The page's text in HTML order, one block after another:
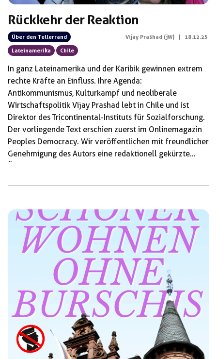
Rückkehr der Reaktion
Über den Tellerrand
Lateinamerika
Chile
Vijay Prashad (jW) 18.12.25
In ganz Lateinamerika und der Karibik gewinnen extrem
rechte Kräfte an Einfluss. Ihre Agenda:
Antikommunismus, Kulturkampf und neoliberale
Wirtschaftspolitik Vijay Prashad lebt in Chile und ist
Direktor des Tricontinental-Instituts für Sozialforschung.
Der vorliegende Text erschien zuerst im Onlinemagazin
Peoples Democracy. Wir veröffentlichen mit freundlicher
Genehmigung des Autors eine redaktionell gekürzte
sich über die gesamte Region ausgebreitet hat. Es wäre
leicht zu behaupten, dies sei die Wirkung von Donald
Trumps eigener Spielart des Neofaschismus. Doch die
extreme Rechte hat viel tiefere […]